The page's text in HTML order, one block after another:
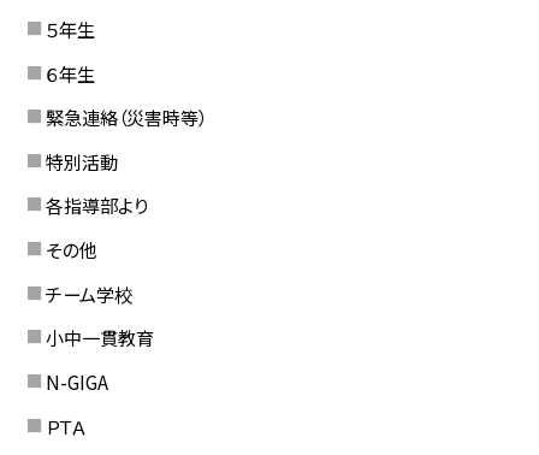
５年生
６年生
緊急連絡（災害時等）
特別活動
各指導部より
その他
チーム学校
小中一貫教育
N-GIGA
ＰＴＡ